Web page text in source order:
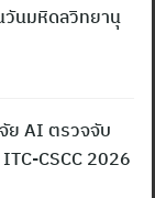
วันมหิดลวิทยานุ
ย AI ตรวจจับ
CSCC 2026